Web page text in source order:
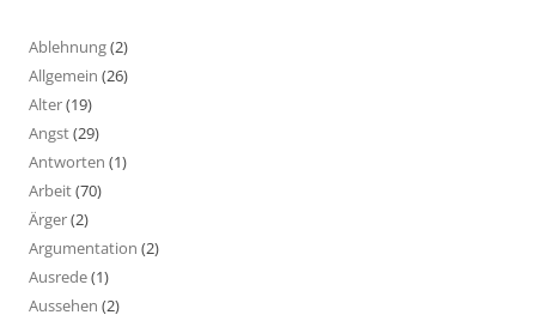
Ablehnung(2)
Allgemein (26)
Alter(19)
Angst(29)
Antworten (1)
Arbeit(70)
Ärger(2)
Argumentation (2)
Ausrede(1)
Aussehen (2)